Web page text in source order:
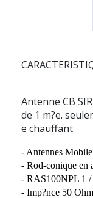
Antenne CB
de 1 m?e.
e chauffant
- Antennes
- Rod-conique en
- RAS100NPL 1 /
- Imp?nce 50